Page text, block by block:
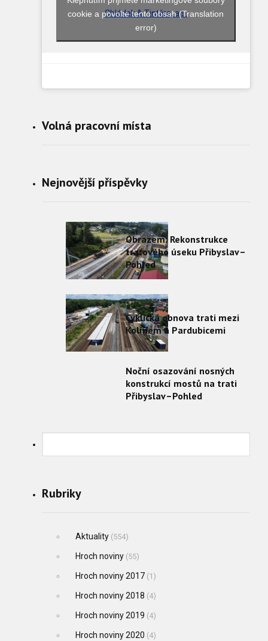
Chládek & Tintěra, a.s.
cookie a povolte tento obsah (Translation
error)
Volná pracovní místa
Nejnovější příspěvky
Obrazem: Rekonstrukce
traťového úseku Přibyslav–
Pohled
Cyklická obnova trati mezi
Kolínem a Pardubicemi
Noční osazování nosných
konstrukcí mostů na trati
Přibyslav–Pohled
Rubriky
Aktuality(554)
Hroch noviny(55)
Hroch noviny 2017(1)
Hroch noviny 2018 (4)
Hroch noviny 2019 (4)
Hroch noviny 2020 (4)